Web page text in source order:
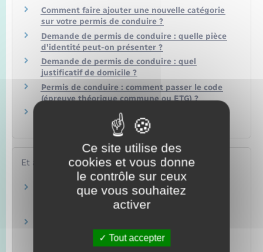
Comment faire ajouter une nouvelle catégorie
sur votre permis de conduire ?
Demande de permis de conduire : quelle pièce
d'identité peut-on présenter ?
Demande de permis de conduire : quel
justificatif de domicile ?
Permis de conduire : comment passer le code
(épreuve théorique commune ou ETG) ?
Comment savoir où en est votre demande de
permis de conduire ?
Et aussi
Permis poids lourd de catégorie C : plus de 3,5
Transports – Mobilité
Ce site utilise des
cookies et vous donne
le contrôle sur ceux
que vous souhaitez
activer
Tout accepter